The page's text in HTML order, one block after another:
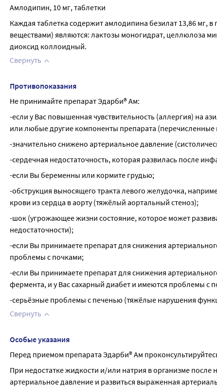
Амлодипин, 10 мг, таблетки
Каждая таблетка содержит амлодипина безилат 13,86 мг,
веществами) являются: лактозы моногидрат, целлюлоза
диоксид коллоидный.
Свернуть
Противопоказания
Не принимайте препарат Эдарби® Ам:
-если у Вас повышенная чувствительность (аллергия) на
или любые другие компоненты препарата (перечисленные
-значительно снижено артериальное давление
-сердечная недостаточность, которая развилась после
-если Вы беременны или кормите грудью;
-обструкция выносящего тракта левого желудочка,
крови из сердца в аорту (тяжёлый аортальный стеноз);
-шок (угрожающее жизни состояние, которое может
недостаточности);
-если Вы принимаете препарат для снижения
проблемы с почками;
-если Вы принимаете препарат для снижения
фермента, и у Вас сахарный диабет и имеются проблемы с
-серьёзные проблемы с печенью (тяжёлые нарушения
Свернуть
Особые указания
Перед приемом препарата Эдарби® Ам
При недостатке жидкости и/или натрия в организме после
артериальное давление и развиться выраженная